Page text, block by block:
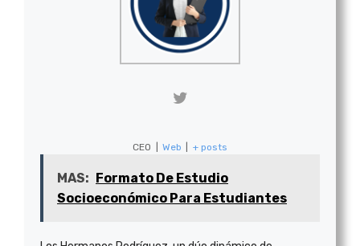
CEO Web + posts
MAS: Formato De Estudio
Socioeconómico Para Estudiantes